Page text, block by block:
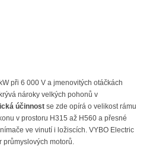
při 6 000 V a jmenovitých otáčkách
nároky velkých pohonů v
účinnost se zde opírá o velikost rámu
v prostoru H315 až H560 a přesné
ve vinutí i ložiscích. VYBO Electric
průmyslových motorů.